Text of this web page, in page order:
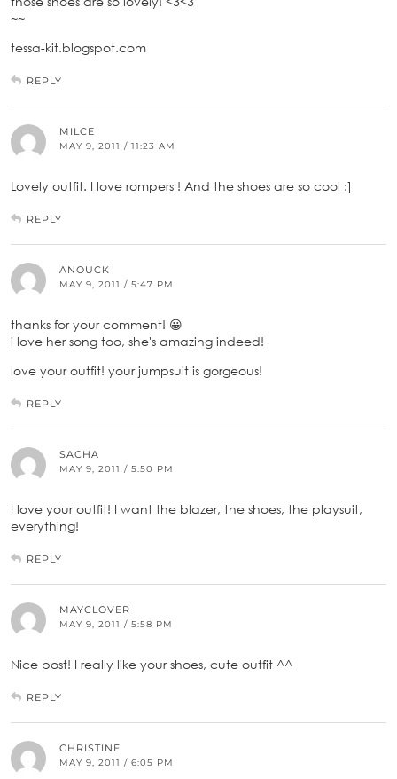
~~
tessa-kit.blogspot.com
REPLY
MILCE
MAY 9, 2011 / 11:23 AM
Lovely outfit. I love rompers ! And the shoes are so cool :]
REPLY
ANOUCK
MAY 9, 2011 / 5:47 PM
thanks for your comment! 😀
i love her song too, she's amazing indeed!
love your outfit! your jumpsuit is gorgeous!
REPLY
SACHA
MAY 9, 2011 / 5:50 PM
I love your outfit! I want the blazer, the shoes, the playsuit,
everything!
REPLY
MAYCLOVER
MAY 9, 2011 / 5:58 PM
Nice post! I really like your shoes, cute outfit ^^
REPLY
CHRISTINE
MAY 9, 2011 / 6:05 PM